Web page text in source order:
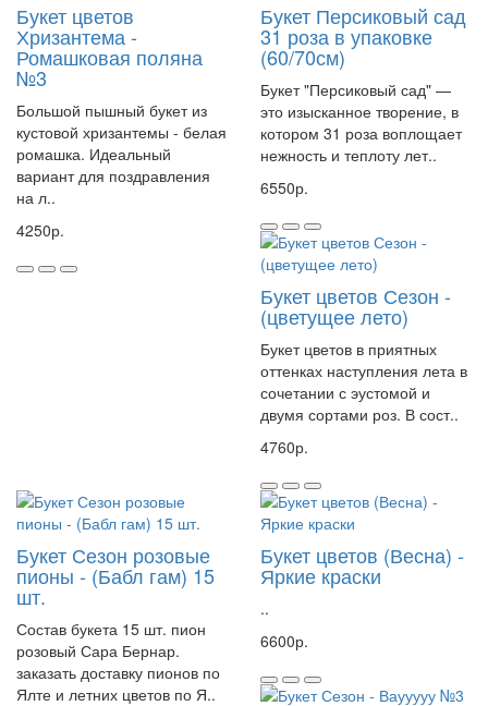
Букет цветов
Хризантема -
Ромашковая поляна
№3
Большой пышный букет из
кустовой хризантемы - белая
ромашка. Идеальный
вариант для поздравления
на л..
4250р.
Букет Персиковый сад
31 роза в упаковке
(60/70см)
Букет "Персиковый сад" —
это изысканное творение, в
котором 31 роза воплощает
нежность и теплоту лет..
6550р.
Букет цветов Сезон -
(цветущее лето)
Букет цветов в приятных
оттенках наступления лета в
сочетании с эустомой и
двумя сортами роз. В сост..
4760р.
Букет Сезон розовые
пионы - (Бабл гам) 15
шт.
Состав букета 15 шт. пион
розовый Сара Бернар.
заказать доставку пионов по
Ялте и летних цветов по Я..
Букет цветов (Весна) -
Яркие краски
..
6600р.